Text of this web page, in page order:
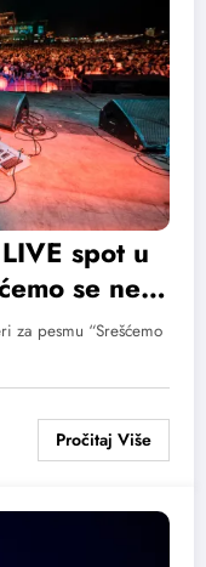
spot u
se neki
za pesmu “Srešćemo